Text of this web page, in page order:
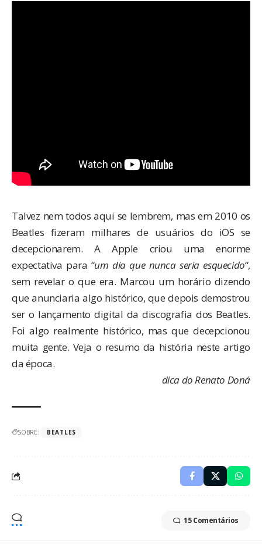
Talvez nem todos aqui se lembrem, mas em 2010 os
Beatles fizeram milhares de usuários do iOS se
decepcionarem. A Apple criou uma enorme
expectativa para “um dia que nunca seria esquecido“,
sem revelar o que era. Marcou um horário dizendo
que anunciaria algo histórico, que depois demostrou
ser o lançamento digital da discografia dos Beatles.
Foi algo realmente histórico, mas que decepcionou
muita gente. Veja o resumo da história neste artigo
da época.
dica do Renato Doná
SOBRE: BEATLES
15 Comentários